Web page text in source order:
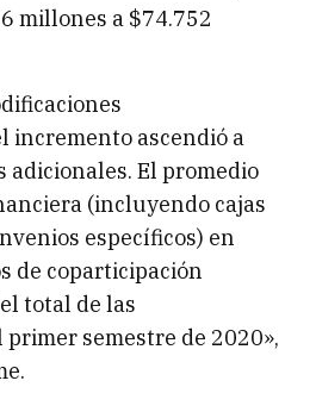
millones a $74.752
incremento ascendió a
adicionales. El promedio
(incluyendo cajas
específicos) en
de coparticipación
total de las
semestre de 2020»,